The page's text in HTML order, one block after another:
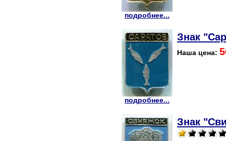
подробнее...
подробнее...
Знак
Наша цена:
Знак